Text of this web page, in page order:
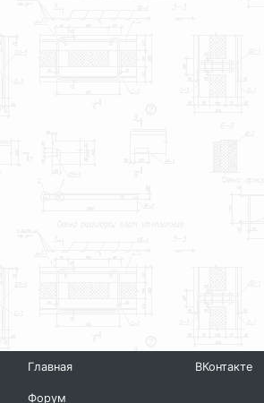
Главная
Форум
ВКонтакте